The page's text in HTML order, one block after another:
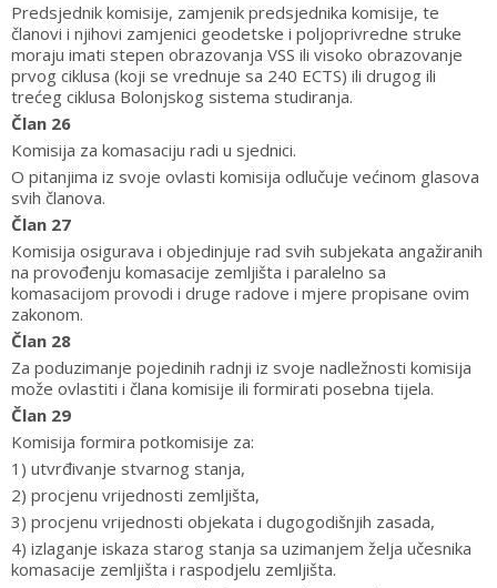
Predsjednik komisije, zamjenik predsjednika komisije, te
članovi i njihovi zamjenici geodetske i poljoprivredne struke
moraju imati stepen obrazovanja VSS ili visoko obrazovanje
prvog ciklusa (koji se vrednuje sa 240 ECTS) ili drugog ili
trećeg ciklusa Bolonjskog sistema studiranja.
Član 26
Komisija za komasaciju radi u sjednici.
O pitanjima iz svoje ovlasti komisija odlučuje većinom glasova
svih članova.
Član 27
Komisija osigurava i objedinjuje rad svih subjekata angažiranih
na provođenju komasacije zemljišta i paralelno sa
komasacijom provodi i druge radove i mjere propisane ovim
zakonom.
Član 28
Za poduzimanje pojedinih radnji iz svoje nadležnosti komisija
može ovlastiti i člana komisije ili formirati posebna tijela.
Član 29
Komisija formira potkomisije za:
1) utvrđivanje stvarnog stanja,
2) procjenu vrijednosti zemljišta,
3) procjenu vrijednosti objekata i dugogodišnjih zasada,
4) izlaganje iskaza starog stanja sa uzimanjem želja učesnika
komasacije zemljišta i raspodjelu zemljišta.